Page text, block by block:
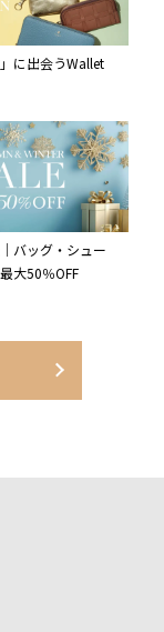
に出会うWallet
バッグ・シュー
大50％OFF